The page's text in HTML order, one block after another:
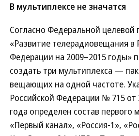
В мультиплексе не значатся
Согласно Федеральной
«Развитие телерадиовещания в
Федерации на 2009–2015 годы»
создать три мультиплекса —
вещающих на одной частоте.
Российской Федерации № 715 от
года определен состав первого
«Первый канал», «Россия-1»,